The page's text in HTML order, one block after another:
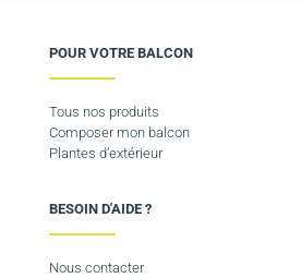
POUR VOTRE BALCON
Tous nos produits
Composer mon balcon
Plantes d’extérieur
BESOIN D'AIDE ?
Nous contacter